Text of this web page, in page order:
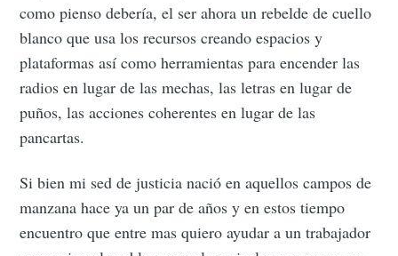
como pienso debería, el ser ahora un rebelde de cuello
blanco que usa los recursos creando espacios y
plataformas así como herramientas para encender las
radios en lugar de las mechas, las letras en lugar de
puños, las acciones coherentes en lugar de las
pancartas.
Si bien mi sed de justicia nació en aquellos campos de
manzana hace ya un par de años y en estos tiempo
encuentro que entre mas quiero ayudar a un trabajador